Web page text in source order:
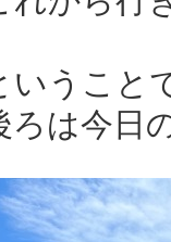
いうこと
ろは今日